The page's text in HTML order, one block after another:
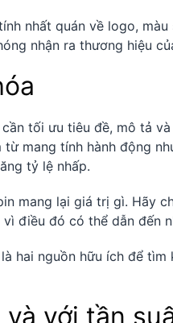
nhất quán về logo,
nhận ra thương hiệu
tối ưu tiêu đề, mô tả
mang tính hành động
tỷ lệ nhấp.
mang lại giá trị gì. Hãy
điều đó có thể dẫn đến
hai nguồn hữu ích để tìm
với tần